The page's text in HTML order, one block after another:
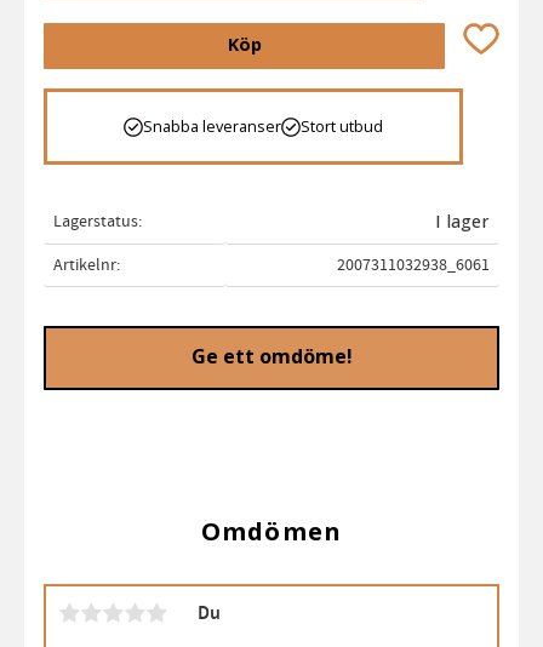
Köp Lägg till
Snabba leveranser Stort utbud
Lagerstatus
I lager
Artikelnr
2007311032938_6061
Ge ett omdöme!
Omdömen
Du